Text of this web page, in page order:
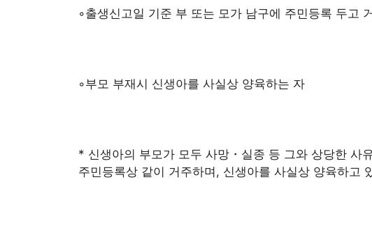
◦출생신고일 기준 부 또는 모가 남구에 주민등록 두고
◦부모 부재시 신생아를 사실상 양육하는 자
* 신생아의 부모가 모두 사망・실종 등 그와 상당한 사
주민등록상 같이 거주하며, 신생아를 사실상 양육하고